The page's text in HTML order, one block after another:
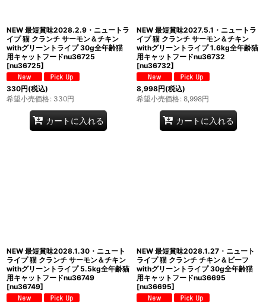
NEW 最短賞味2028.2.9・ニュートラ
イプ 猫 クランチ サーモン＆チキン
withグリーントライプ 30g全年齢猫
用キャットフードnu36725
[nu36725]
330円(税込)
希望小売価格: 330円
カートに入れる
NEW 最短賞味2027.5.1・ニュートラ
イプ 猫 クランチ サーモン＆チキン
withグリーントライプ 1.6kg全年齢猫
用キャットフードnu36732
[nu36732]
8,998円(税込)
希望小売価格: 8,998円
カートに入れる
NEW 最短賞味2028.1.30・ニュート
ライプ 猫 クランチ サーモン＆チキン
withグリーントライプ 5.5kg全年齢猫
用キャットフードnu36749
[nu36749]
NEW 最短賞味2028.1.27・ニュート
ライプ 猫 クランチ チキン＆ビーフ
withグリーントライプ 30g全年齢猫
用キャットフードnu36695
[nu36695]